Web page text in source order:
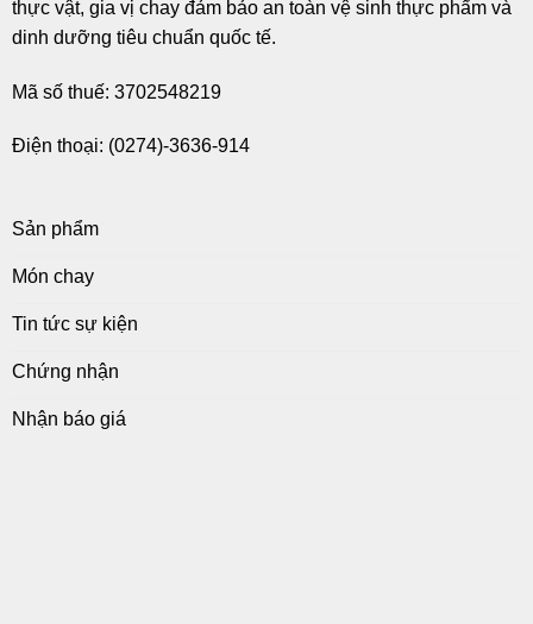
thực vật, gia vị chay đảm bảo an toàn vệ sinh thực phẩm và
dinh dưỡng tiêu chuẩn quốc tế.
Mã số thuế: 3702548219
Điện thoại: (0274)-3636-914
Sản phẩm
Món chay
Tin tức sự kiện
Chứng nhận
Nhận báo giá